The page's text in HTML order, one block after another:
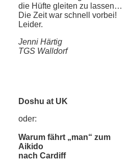
die Hüfte gleiten zu lassen…
Die Zeit war schnell vorbei!
Leider.
Jenni Härtig
TGS Walldorf
Doshu at UK
oder:
Warum fährt „man“ zum
Aikido
nach Cardiff